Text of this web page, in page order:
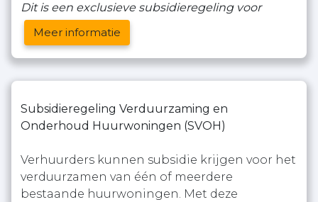
Dit is een exclusieve subsidieregeling voor
Meer informatie
Subsidieregeling Verduurzaming en
Onderhoud Huurwoningen (SVOH)
Verhuurders kunnen subsidie krijgen voor het
verduurzamen van één of meerdere
bestaande huurwoningen. Met deze